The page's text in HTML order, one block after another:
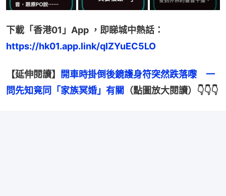
下載「香港01」App ，即睇城中熱話：
https://hk01.app.link/qIZYuEC5LO
【延伸閱讀】
開車時掛倒後鏡護身符突然跌落嚟　一
問先知竟同「家族冥婚」有關 （點圖放大閱讀）👇👇👇